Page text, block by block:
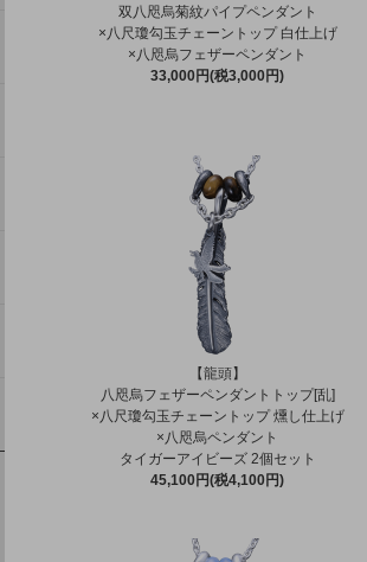
双八咫烏菊紋パイプペンダント
×八尺瓊勾玉チェーントップ 白仕上げ
×八咫烏フェザーペンダント
33,000円(税3,000円)
【龍頭】
八咫烏フェザーペンダントトップ[乱]
×八尺瓊勾玉チェーントップ 燻し仕上げ
×八咫烏ペンダント
タイガーアイビーズ 2個セット
45,100円(税4,100円)